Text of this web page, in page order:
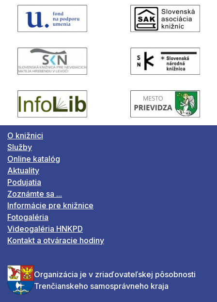
O knižnici
Služby
Online katalóg
Aktuality
Podujatia
Zoznámte sa ...
Informácie pre knižnice
Fotogaléria
Videogaléria HNKPD
Kontakt a otváracie hodiny
Organizácia je v zriaďovateľskej pôsobnosti
Trenčianskeho samosprávneho kraja